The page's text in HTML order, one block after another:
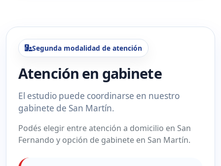
Segunda modalidad de atención
Atención en gabinete
El estudio puede coordinarse en nuestro
gabinete de San Martín.
Podés elegir entre atención a domicilio en San
Fernando y opción de gabinete en San Martín.